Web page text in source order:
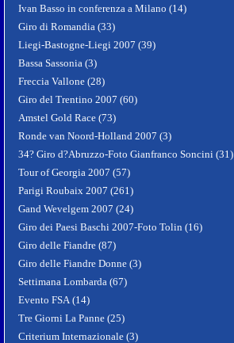
Ivan Basso in conferenza a Milano (14)
Giro di Romandia (33)
Liegi-Bastogne-Liegi 2007 (39)
Bassa Sassonia (3)
Freccia Vallone (28)
Giro del Trentino 2007 (60)
Amstel Gold Race (73)
Ronde van Noord-Holland 2007 (3)
34? Giro d?Abruzzo-Foto Gianfranco Soncini (31)
Tour of Georgia 2007 (57)
Parigi Roubaix 2007 (261)
Gand Wevelgem 2007 (24)
Giro dei Paesi Baschi 2007-Foto Tolin (16)
Giro delle Fiandre (87)
Giro delle Fiandre Donne (3)
Settimana Lombarda (67)
Evento FSA (14)
Tre Giorni La Panne (25)
Criterium Internazionale (3)